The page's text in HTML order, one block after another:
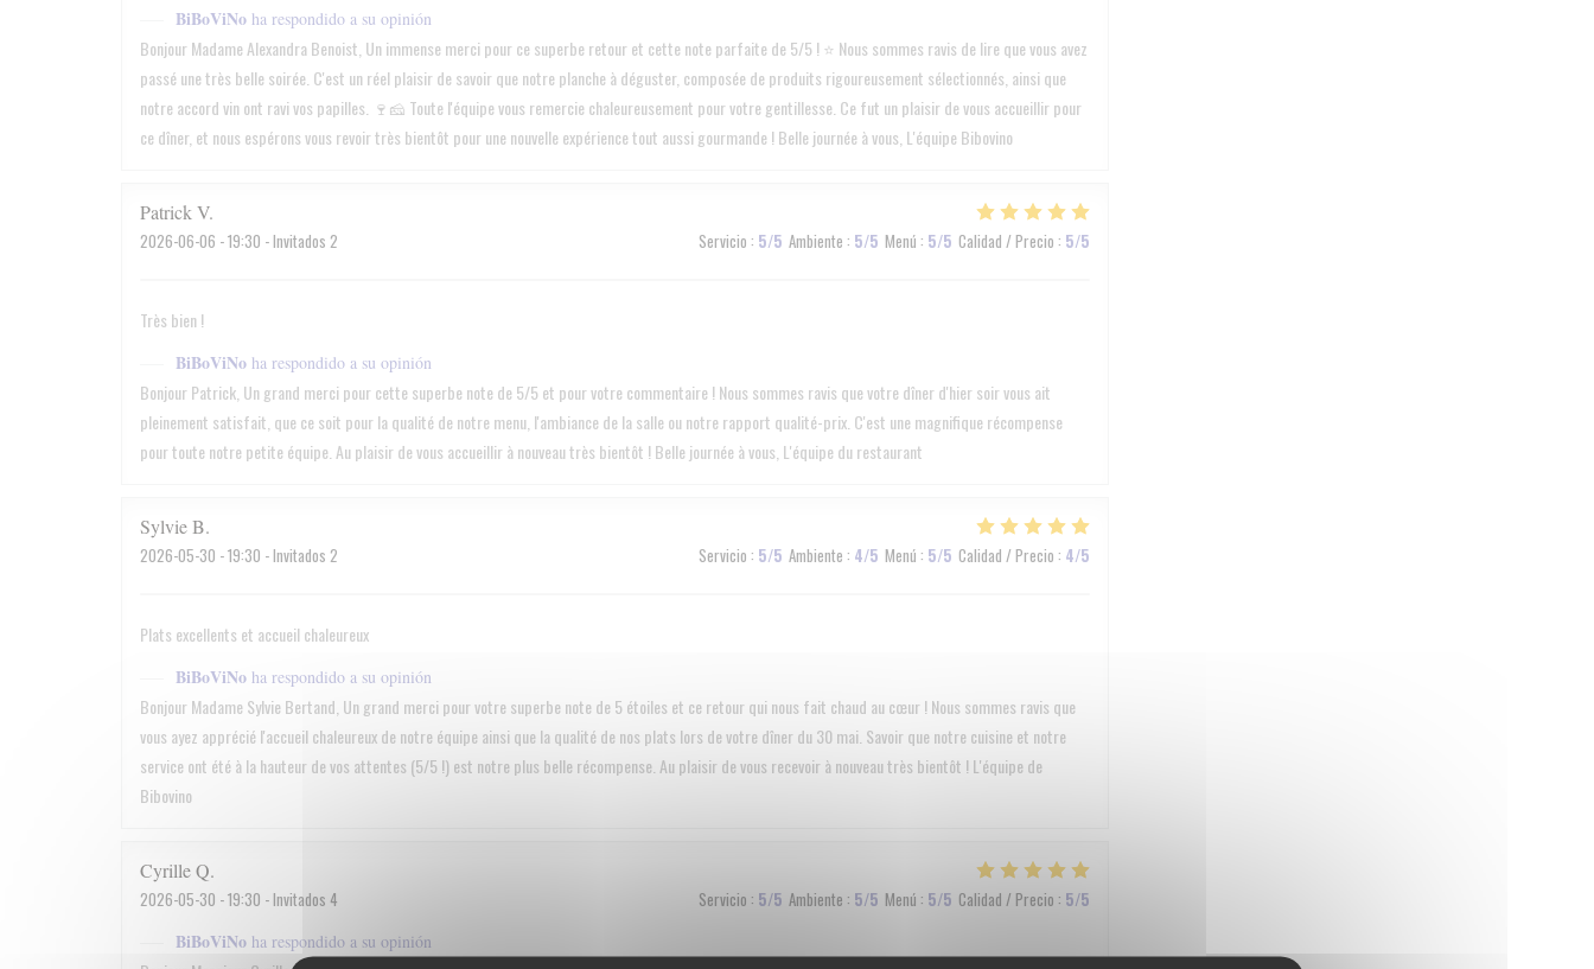
BiBoViNo ha respondido a su opinión
Bonjour Madame Alexandra Benoist, Un immense merci pour ce superbe retour et cette note parfaite de 5/5 ! ⭐ Nous sommes ravis de lire que vous avez
passé une très belle soirée. C'est un réel plaisir de savoir que notre planche à déguster, composée de produits rigoureusement sélectionnés, ainsi que
notre accord vin ont ravi vos papilles. 🍷🧀 Toute l'équipe vous remercie chaleureusement pour votre gentillesse. Ce fut un plaisir de vous accueillir pour
ce dîner, et nous espérons vous revoir très bientôt pour une nouvelle expérience tout aussi gourmande ! Belle journée à vous, L'équipe Bibovino
Patrick V
2026-06-06 - 19:30 - Invitados 2 Servicio : 5/5 Ambiente : 5/5 Menú : 5/5 Calidad / Precio : 5/5
Très bien !
BiBoViNo ha respondido a su opinión
Bonjour Patrick, Un grand merci pour cette superbe note de 5/5 et pour votre commentaire ! Nous sommes ravis que votre dîner d'hier soir vous ait
pleinement satisfait, que ce soit pour la qualité de notre menu, l'ambiance de la salle ou notre rapport qualité-prix. C'est une magnifique récompense
pour toute notre petite équipe. Au plaisir de vous accueillir à nouveau très bientôt ! Belle journée à vous, L'équipe du restaurant
SylvieB
2026-05-30 - 19:30 - Invitados 2 Servicio : 5/5 Ambiente : 4/5 Menú : 5/5 Calidad / Precio : 4/5
Plats excellents et accueil chaleureux
BiBoViNo ha respondido a su opinión
Bonjour Madame Sylvie Bertand, Un grand merci pour votre superbe note de 5 étoiles et ce retour qui nous fait chaud au cœur ! Nous sommes ravis que
vous ayez apprécié l'accueil chaleureux de notre équipe ainsi que la qualité de nos plats lors de votre dîner du 30 mai. Savoir que notre cuisine et notre
service ont été à la hauteur de vos attentes (5/5 !) est notre plus belle récompense. Au plaisir de vous recevoir à nouveau très bientôt ! L'équipe de
Bibovino
CyrilleQ
2026-05-30 - 19:30 - Invitados 4 Servicio : 5/5 Ambiente : 5/5 Menú : 5/5 Calidad / Precio : 5/5
BiBoViNo ha respondido a su opinión